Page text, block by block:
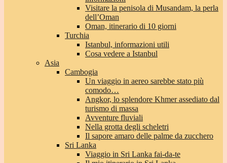
Visitare la penisola di Musandam, la perla
dell’Oman
Oman, itinerario di 10 giorni
Turchia
Istanbul, informazioni utili
Cosa vedere a Istanbul
Asia
Cambogia
Un viaggio in aereo sarebbe stato più
comodo…
Angkor, lo splendore Khmer assediato dal
turismo di massa
Avventure fluviali
Nella grotta degli scheletri
Il sapore amaro delle palme da zucchero
Sri Lanka
Viaggio in Sri Lanka fai-da-te